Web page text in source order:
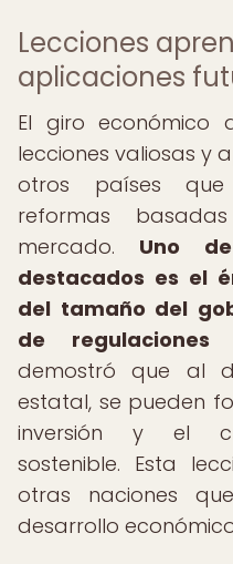
Lecciones
aplicaciones
El giro económico
lecciones valiosas y
otros países que
reformas
mercado. Uno
destacados es el
del tamaño del
de regulaciones
demostró que al
estatal, se pueden
inversión y el
sostenible. Esta
otras naciones
desarrollo